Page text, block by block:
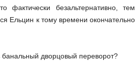
фактически безальтернативно, тем
Ельцин к тому времени окончательно
дворцовый переворот?